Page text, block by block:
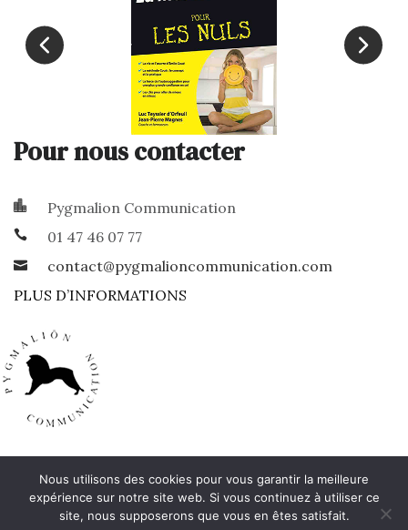
Pour nous contacter
Pygmalion Communication
01 47 46 07 77
contact@pygmalioncommunication.com
PLUS D’INFORMATIONS
Révoquer le consentement Mentions légales
©
Copyright 2026 - Pygmalion Communication
Nous utilisons des cookies pour vous garantir la meilleure
expérience sur notre site web. Si vous continuez à utiliser ce
site, nous supposerons que vous en êtes satisfait.